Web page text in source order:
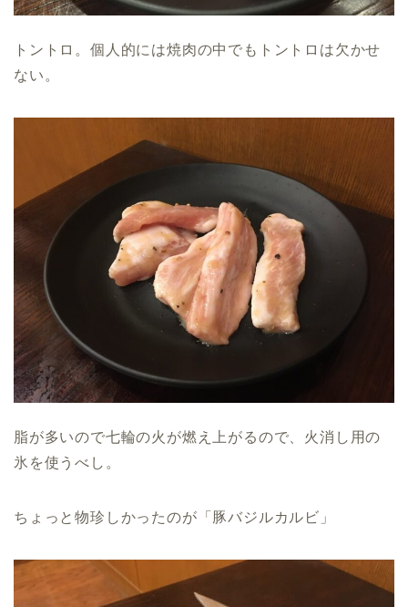
トントロ。個人的には焼肉の中でもトントロは欠かせ
ない。
脂が多いので七輪の火が燃え上がるので、火消し用の
氷を使うべし。
ちょっと物珍しかったのが「豚バジルカルビ」